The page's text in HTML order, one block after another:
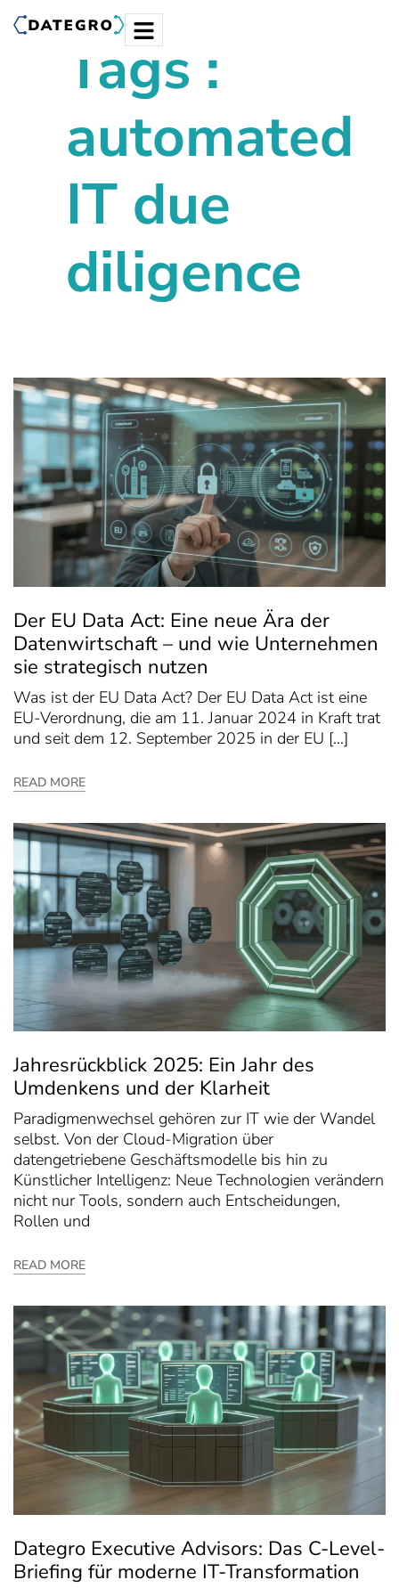
Tags :
automated
IT due
diligence
Der EU Data Act: Eine neue Ära der
Datenwirtschaft – und wie Unternehmen
sie strategisch nutzen
Was ist der EU Data Act? Der EU Data Act ist eine
EU-Verordnung, die am 11. Januar 2024 in Kraft trat
und seit dem 12. September 2025 in der EU […]
READ MORE
Jahresrückblick 2025: Ein Jahr des
Umdenkens und der Klarheit
Paradigmenwechsel gehören zur IT wie der Wandel
selbst. Von der Cloud-Migration über
datengetriebene Geschäftsmodelle bis hin zu
Künstlicher Intelligenz: Neue Technologien verändern
nicht nur Tools, sondern auch Entscheidungen,
Rollen und
READ MORE
Dategro Executive Advisors: Das C-Level-
Briefing für moderne IT-Transformation